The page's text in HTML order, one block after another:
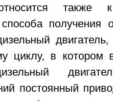
также
получения
циклу, в котором
постоянный